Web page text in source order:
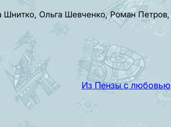
Шнитко, Ольга Шевченко, Роман Петров,
Из Пензы с любовью